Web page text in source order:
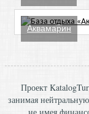
Аквамарин
Проект
занимая